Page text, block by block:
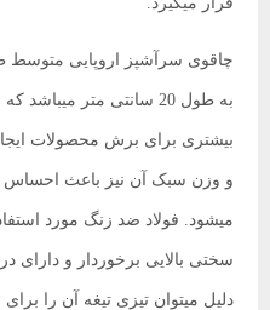
چاقوی سرآشپز اروپایی متوسط
به طول 20 سانتی متر
بیشتری برای برش محصولات
و وزن سبک آن نیز باعث احساس
میشود. فولاد ضد زنگ مورد
سختی بالایی برخوردار و دارای
دلیل میتوان تیزی تیغه آن را